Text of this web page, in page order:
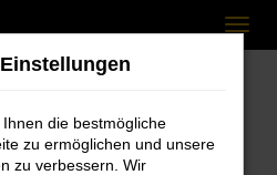
die bestmögliche
zu ermöglichen und unsere
zu verbessern. Wir